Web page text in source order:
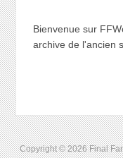
Bienvenue sur
archive de l'ancien
Copyright © 2026 Final